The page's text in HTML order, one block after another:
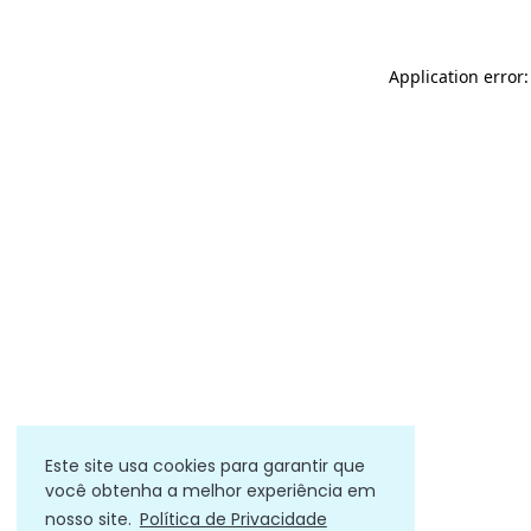
Este site usa cookies para garantir que
você obtenha a melhor experiência em
nosso site. Política de Privacidade
Application